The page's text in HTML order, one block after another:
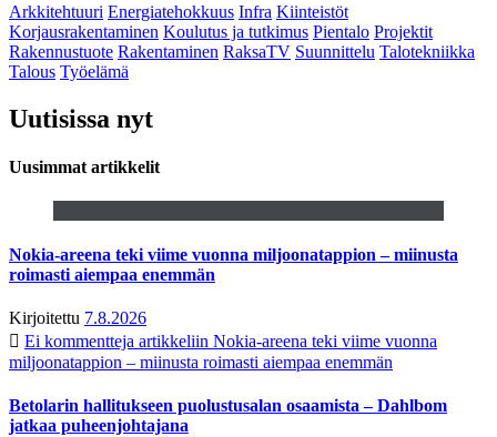
Arkkitehtuuri Energiatehokkuus Infra Kiinteistöt
Korjausrakentaminen Koulutus ja tutkimus Pientalo Projektit
Rakennustuote Rakentaminen RaksaTV Suunnittelu Talotekniikka
Talous Työelämä
Uutisissa nyt
Uusimmat artikkelit
Nokia-areena teki viime vuonna miljoonatappion – miinusta
roimasti aiempaa enemmän
Kirjoitettu 7.8.2026
Ei kommentteja artikkeliin Nokia-areena teki viime vuonna
miljoonatappion – miinusta roimasti aiempaa enemmän
Betolarin hallitukseen puolustusalan osaamista – Dahlbom
jatkaa puheenjohtajana